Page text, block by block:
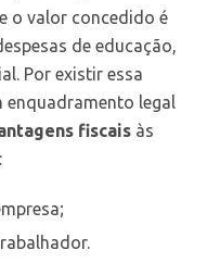
o valor concedido é
de educação,
Por existir essa
legal
fiscais às